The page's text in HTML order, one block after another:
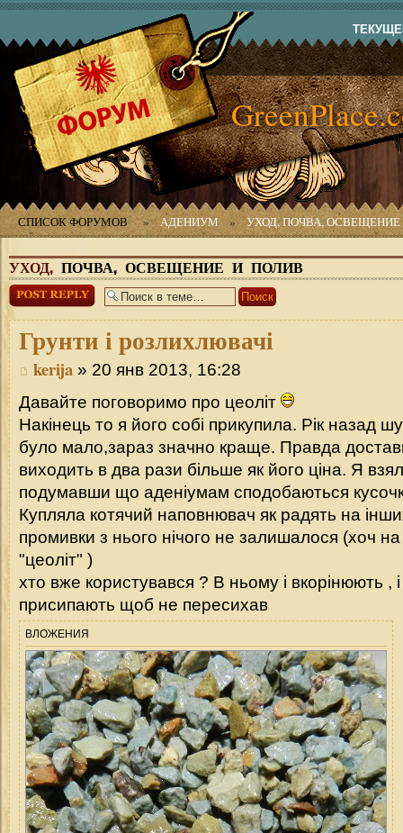
СПИСОК ФОРУМОВ » АДЕНИУМ » УХОД, ПОЧВА,
УХОД, ПОЧВА, ОСВЕЩЕНИЕ И ПОЛИВ
Ответить
Грунти і розлихлювачі
kerija » 20 янв 2013, 16:28
Давайте поговоримо про цеоліт
Накінець то я його собі прикупила. Рік назад
було мало,зараз значно краще. Правда
виходить в два рази більше як його ціна. Я
подумавши що аденіумам сподобаються
Купляла котячий наповнювач як радять на
промивки з нього нічого не залишалося (хоч
"цеоліт" )
хто вже користувався ? В ньому і вкорінюють ,
присипають щоб не пересихав
ВЛОЖЕНИЯ